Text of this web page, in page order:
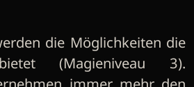
die Möglichkeiten die
(Magieniveau 3).